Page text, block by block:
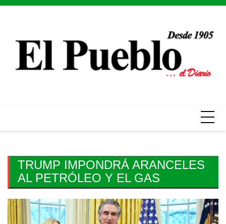
Skip
TRUMP IMPONDRÁ ARANCELES
AL PETRÓLEO Y EL GAS